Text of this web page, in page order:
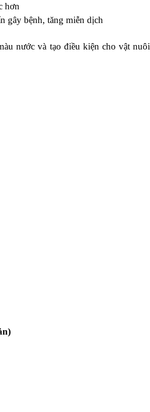
hơn
gây bệnh, tăng miễn dịch
nước và tạo điều kiện cho vật nuôi
)